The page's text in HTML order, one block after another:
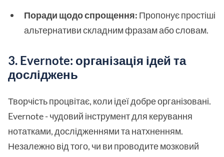
Поради щодо спрощення: Пропонує простіші
альтернативи складним фразам або словам.
3. Evernote: організація ідей та
досліджень
Творчість процвітає, коли ідеї добре організовані.
Evernote - чудовий інструмент для керування
нотатками, дослідженнями та натхненням.
Незалежно від того, чи ви проводите мозковий